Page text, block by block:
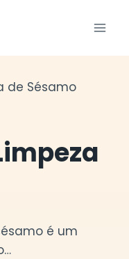
de Sésamo
é um